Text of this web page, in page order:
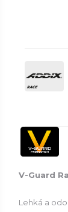
V-Guard
Lehká a